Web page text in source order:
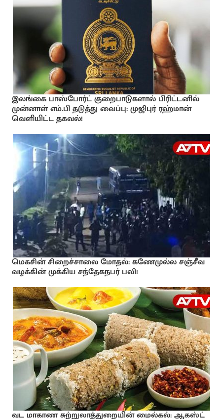
இலங்கை பாஸ்போர்ட் குறைபாடுகளால் பிரிட்டனில்
முன்னாள் எம்.பி தடுத்து வைப்பு: முஜிபுர் ரஹ்மான்
வெளியிட்ட தகவல்!
மெகசின் சிறைச்சாலை மோதல்: கணேமுல்ல சஞ்சீவ
வழக்கின் முக்கிய சந்தேகநபர் பலி!
வட மாகாண சுற்றுலாத்துறையின் மைல்கல்: ஆகஸ்ட்